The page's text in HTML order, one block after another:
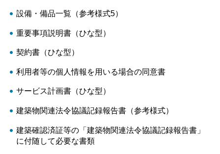
設備・備品一覧（参考様式5）
重要事項説明書（ひな型）
契約書（ひな型）
利用者等の個人情報を用いる場合の同意書
サービス計画書（ひな型）
建築物関連法令協議記録報告書（参考様式）
建築確認済証等の「建築物関連法令協議記録報告書」
に付随して必要な書類